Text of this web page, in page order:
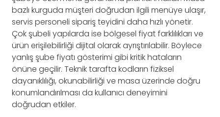
bazlı kurguda müşteri doğrudan ilgili menüye ulaşır,
servis personeli sipariş teyidini daha hızlı yönetir.
Çok şubeli yapılarda ise bölgesel fiyat farklılıkları ve
ürün erişilebilirliği dijital olarak ayrıştırılabilir. Böylece
yanlış şube fiyatı gösterimi gibi kritik hataların
önüne geçilir. Teknik tarafta kodların fiziksel
dayanıklılığı, okunabilirliği ve masa üzerinde doğru
konumlandırılması da kullanıcı deneyimini
doğrudan etkiler.